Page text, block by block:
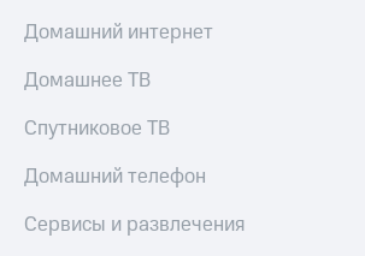
Домашний интернет
Домашнее ТВ
Спутниковое ТВ
Домашний телефон
Сервисы и развлечения